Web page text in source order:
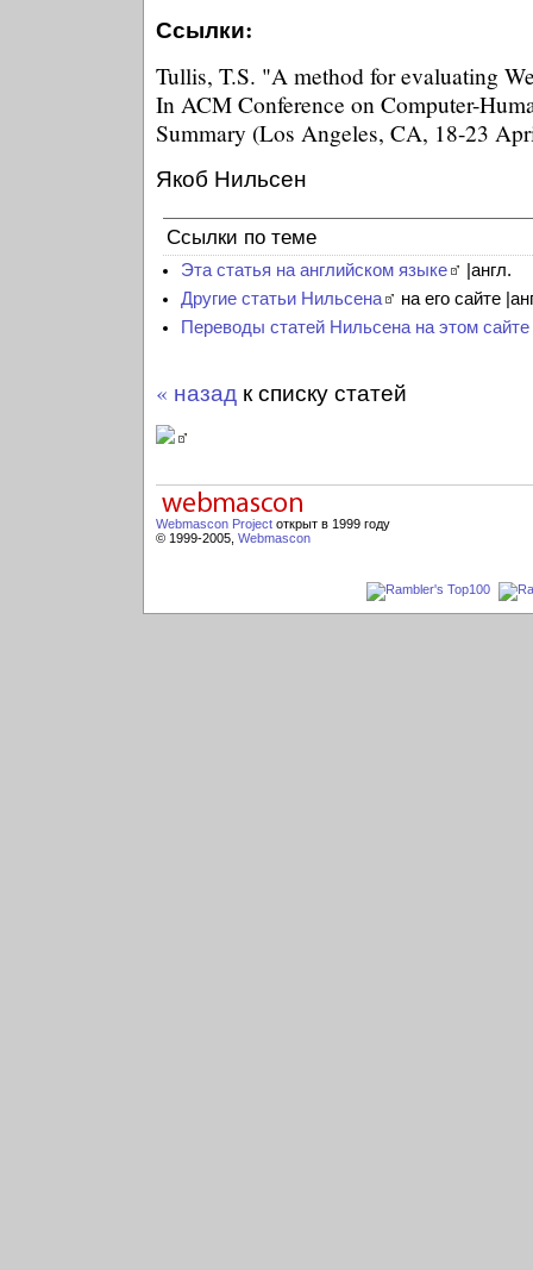
Ссылки:
Tullis, T.S. "A method for evaluating
In ACM Conference on Computer-
Summary (Los Angeles, CA, 18-23
Якоб Нильсен
Ссылки по теме
Эта статья на английском языке
|англ.
Другие статьи Нильсена
на его сайте
Переводы статей Нильсена на этом сайте
« назад к списку статей
Webmascon Project открыт в 1999 году
© 1999-2005, Webmascon